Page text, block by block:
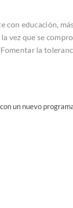
con educación,
vez que se
la
un nuevo